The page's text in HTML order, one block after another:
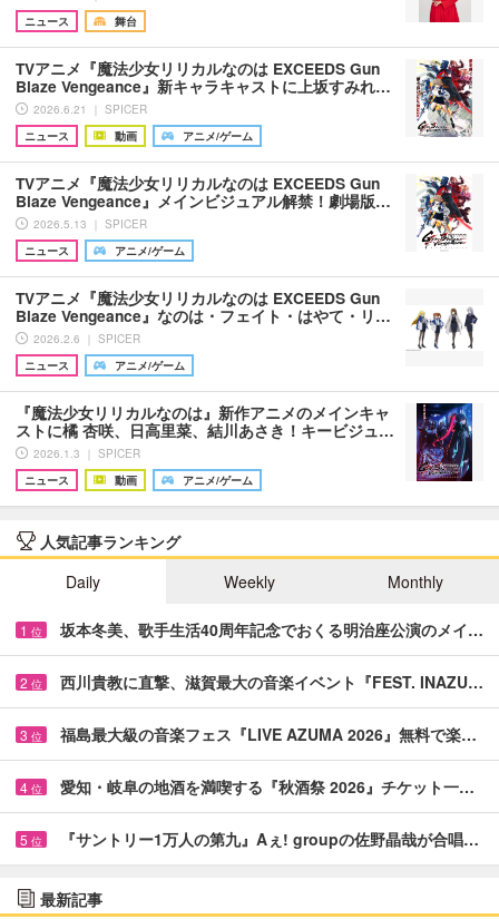
ニュース
舞台
TVアニメ『魔法少女リリカルなのは EXCEEDS Gun
Blaze Vengeance』新キャラキャストに上坂すみれ…
2026.6.21 ｜ SPICER
ニュース
動画 アニメ/ゲーム
TVアニメ『魔法少女リリカルなのは EXCEEDS Gun
Blaze Vengeance』メインビジュアル解禁！劇場版…
2026.5.13 ｜ SPICER
ニュース
アニメ/ゲーム
TVアニメ『魔法少女リリカルなのは EXCEEDS Gun
Blaze Vengeance』なのは・フェイト・はやて・リ…
2026.2.6 ｜ SPICER
ニュース
アニメ/ゲーム
『魔法少女リリカルなのは』新作アニメのメインキャ
ストに橘 杏咲、日高里菜、結川あさき！キービジュ…
2026.1.3 ｜ SPICER
ニュース
動画 アニメ/ゲーム
人気記事ランキング
Daily
Weekly Monthly
1 位 坂本冬美、歌手生活40周年記念でおくる明治座公演のメイ…
2 位 西川貴教に直撃、滋賀最大の音楽イベント『FEST. INAZU…
3 位 福島最大級の音楽フェス『LIVE AZUMA 2026』無料で楽…
4 位 愛知・岐阜の地酒を満喫する『秋酒祭 2026』チケット一…
5 位 『サントリー1万人の第九』Aぇ! groupの佐野晶哉が合唱…
最新記事